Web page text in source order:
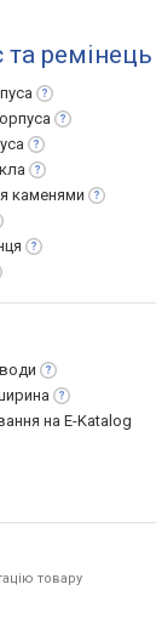
та ремінець
каменями
води
на E-Katalog
товару